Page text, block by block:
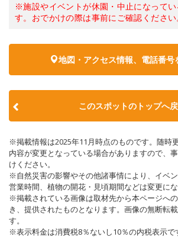
※施設やイベントが休園・中止になってい
す。おでかけの際は事前にご確認ください
地図・アクセス情報、電話番号
このスポットのトップへ
※掲載情報は2025年11月時点のものです。随時
内容が変更となっている場合がありますので、
けください。
※自然災害の影響やその他諸事情により、イベ
営業時間、植物の開花・見頃期間などは変更にな
※掲載されている画像は取材先から本ページへ
き、提供されたものとなります。画像の無断転
す。
※表示料金は消費税8％ないし10％の内税表示で